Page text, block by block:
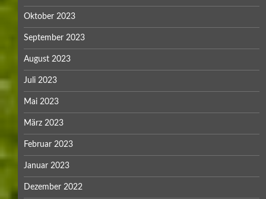
Oktober 2023
September 2023
August 2023
Juli 2023
Mai 2023
März 2023
Februar 2023
Januar 2023
Dezember 2022